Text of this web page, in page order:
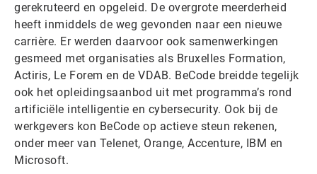
gerekruteerd en opgeleid. De overgrote meerderheid
heeft inmiddels de weg gevonden naar een nieuwe
carrière. Er werden daarvoor ook samenwerkingen
gesmeed met organisaties als Bruxelles Formation,
Actiris, Le Forem en de VDAB. BeCode breidde tegelijk
ook het opleidingsaanbod uit met programma’s rond
artificiële intelligentie en cybersecurity. Ook bij de
werkgevers kon BeCode op actieve steun rekenen,
onder meer van Telenet, Orange, Accenture, IBM en
Microsoft.